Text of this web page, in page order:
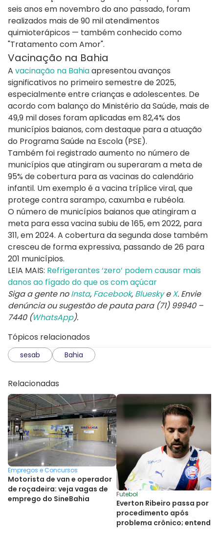
seis anos em novembro do ano passado, foram
realizados mais de 90 mil atendimentos
quimioterápicos — também conhecido como
"Tratamento com Amor".
Vacinação na Bahia
A vacinação na Bahiaapresentou avanços
significativos no primeiro semestre de 2025,
especialmente entre crianças e adolescentes. De
acordo com balanço do Ministério da Saúde, mais de
49,9 mil doses foram aplicadas em 82,4% dos
municípios baianos, com destaque para a atuação
do Programa Saúde na Escola (PSE).
Também foi registrado aumento no número de
municípios que atingiram ou superaram a meta de
95% de cobertura para as vacinas do calendário
infantil. Um exemplo é a vacina tríplice viral, que
protege contra sarampo, caxumba e rubéola.
O número de municípios baianos que atingiram a
meta para essa vacina subiu de 165, em 2022, para
311, em 2024. A cobertura da segunda dose também
cresceu de forma expressiva, passando de 26 para
201 municípios.
LEIA MAIS: Refrigerantes ‘zero’ podem causar mais
danos ao fígado do que os com açúcar
Siga a gente noInsta, Facebook, BlueskyeX. Envie
denúncia ou sugestão de pauta para (71) 99940 –
7440 (WhatsApp).
Tópicos relacionados
sesab Bahia
Relacionadas
Empregos e Concursos
Motorista de van e operador
de roçadeira: veja vagas de
emprego do SineBahia
Futebol
Everton Ribeiro passa por
procedimento após
problema crônico; entenda